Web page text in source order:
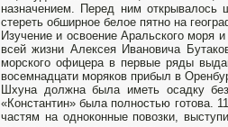
назначением. Перед ним открывалось
стереть обширное белое пятно на
Изучение и освоение Аральского
всей жизни Алексея Ивановича
морского офицера в первые ряды
восемнадцати моряков прибыл в
Шхуна должна была иметь осадку
«Константин» была полностью готова.
частям на одноконные повозки,